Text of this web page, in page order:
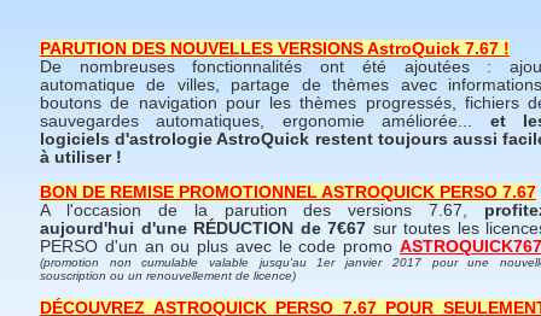
PARUTION DES NOUVELLES VERSIONS AstroQuick 7.67 !
De nombreuses fonctionnalités ont été ajoutées :
automatique de villes, partage de thèmes avec
boutons de navigation pour les thèmes progressés, fichiers
sauvegardes automatiques, ergonomie améliorée... et
logiciels d'astrologie AstroQuick restent toujours aussi
à utiliser !
BON DE REMISE PROMOTIONNEL ASTROQUICK PERSO 7.67
A l'occasion de la parution des versions 7.67,
aujourd'hui d'une RÉDUCTION de 7€67 sur toutes les
PERSO d'un an ou plus avec le code promo ASTROQUICK767
(promotion non cumulable valable jusqu'au 1er janvier 2017 pour une
souscription ou un renouvellement de licence)
DÉCOUVREZ ASTROQUICK PERSO 7.67 POUR